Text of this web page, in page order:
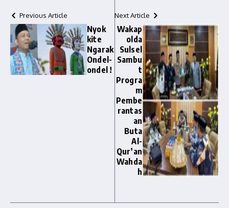
Previous Article
Nyok
kite
Ngarak
Ondel-
ondel !
Next Article
Wakap
olda
Sulsel
Sambu
t
Progra
m
Pembe
rantas
an
Buta
Al-
Qur’an
Wahda
h